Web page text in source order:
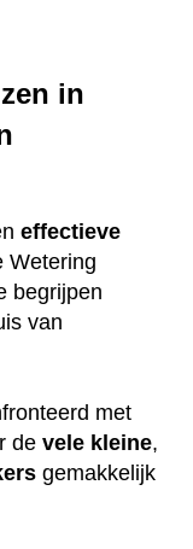
in
effectieve
Wetering
begrijpen
van
met
de vele kleine,
gemakkelijk